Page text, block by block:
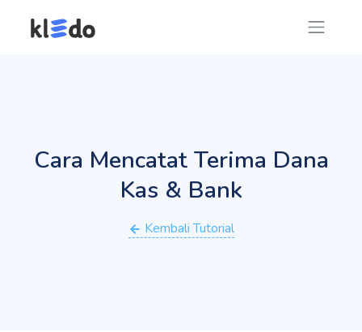
Cara Mencatat Terima Dana
Kas & Bank
Kembali Tutorial